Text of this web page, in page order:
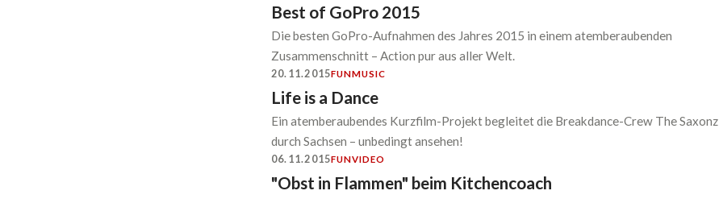
Best of GoPro 2015
Die besten GoPro-Aufnahmen des Jahres 2015 in einem atemberaubenden
Zusammenschnitt – Action pur aus aller Welt.
20.11.2015FUNMUSIC
Life is a Dance
Ein atemberaubendes Kurzfilm-Projekt begleitet die Breakdance-Crew The Saxonz
durch Sachsen – unbedingt ansehen!
06.11.2015FUNVIDEO
"Obst in Flammen" beim Kitchencoach